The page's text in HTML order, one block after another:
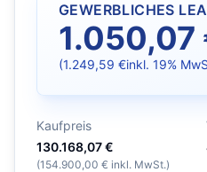
GEWERBLICHES
1.050,07
(1.249,59 €inkl. 19%
Kaufpreis
130.168,07 €
(154.900,00 € inkl. MwSt.)